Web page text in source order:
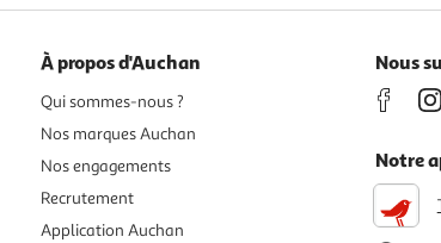
À propos d'Auchan
Qui sommes-nous ?
Nos marques Auchan
Nos engagements
Recrutement
Application Auchan
Nous
Notre